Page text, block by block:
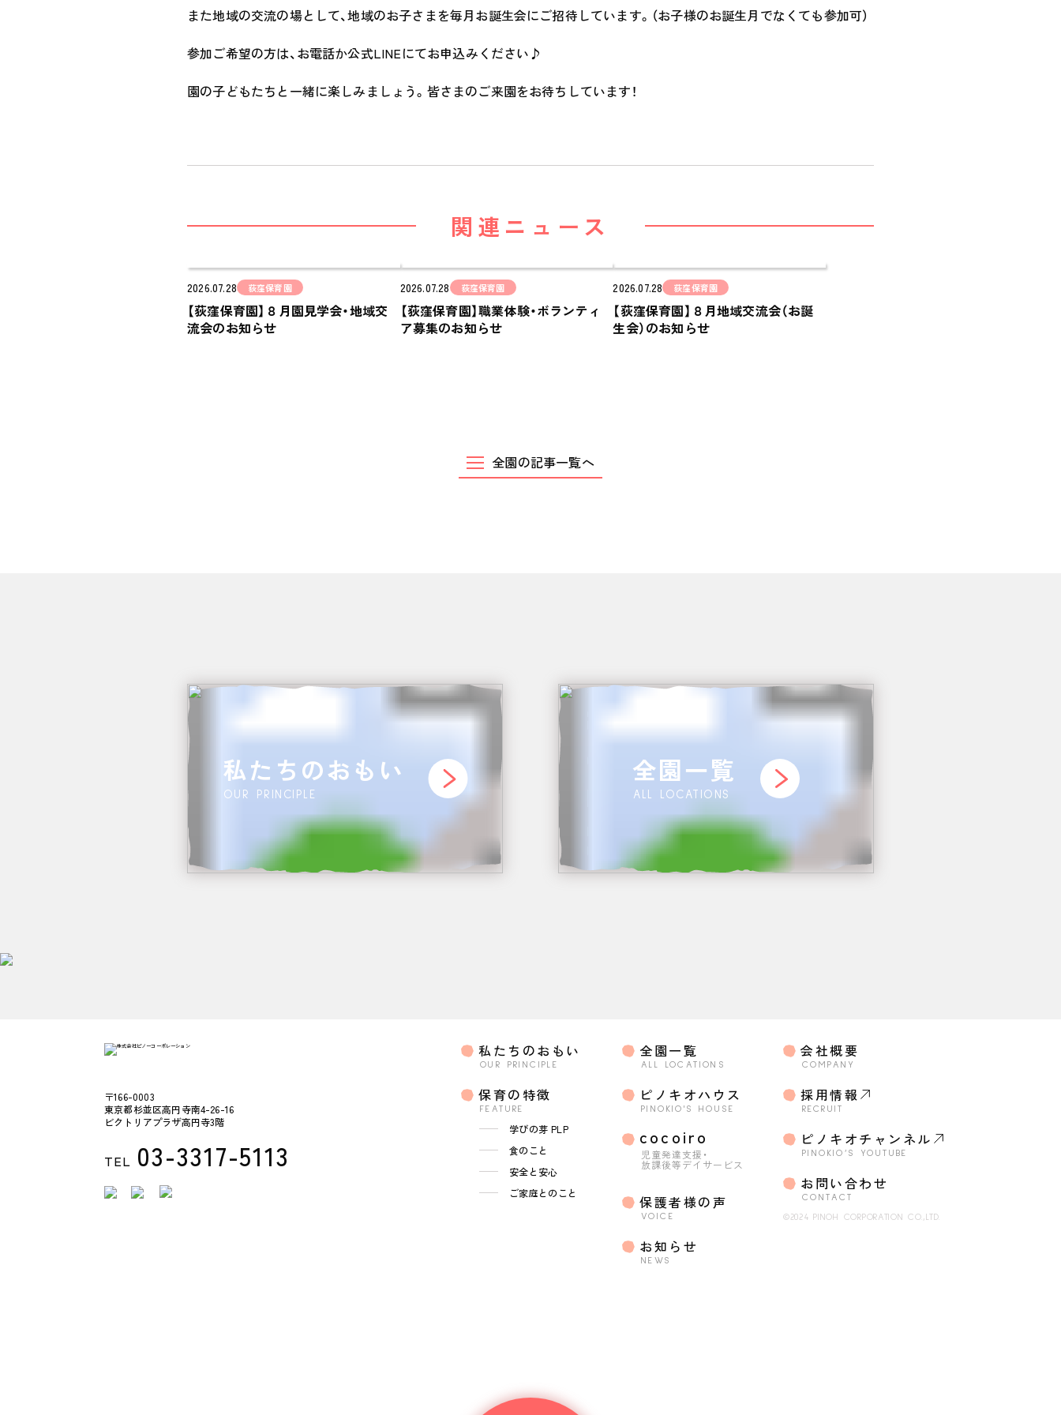
食のこと
ピノキオハウス
cocoiro
児童発達支援・
会社概要
お問い合わせ
また地域の交流の場として、地域のお子さまを毎月お誕生会にご招待しています。（お子様のお誕生月でなくても参加可）
参加ご希望の方は、お電話か公式LINEにてお申込みください♪
園の子どもたちと一緒に楽しみましょう。皆さまのご来園をお待ちしています！
関連ニュース
2026.07.28 荻窪保育園
【荻窪保育園】８月園見学会・地域交
流会のお知らせ
2026.07.28 荻窪保育園
【荻窪保育園】職業体験・ボランティ
ア募集のお知らせ
2026.07.28 荻窪保育園
【荻窪保育園】８月地域交流会（お誕
生会）のお知らせ
全園の記事一覧へ
私たちのおもい
OUR PRINCIPLE
全園一覧
ALL LOCATIONS
〒166-0003
東京都杉並区高円寺南4-26-16
ビクトリアプラザ高円寺3階
TEL 03-3317-5113
私たちのおもい
OUR PRINCIPLE
保育の特徴
FEATURE
学びの芽 PLP
食のこと
安全と安心
ご家庭とのこと
全園一覧
ALL LOCATIONS
ピノキオハウス
PINOKIO'S HOUSE
cocoiro
児童発達支援・
放課後等デイサービス
保護者様の声
VOICE
お知らせ
NEWS
会社概要
COMPANY
採用情報
RECRUIT
ピノキオチャンネル
PINOKIO’S YOUTUBE
お問い合わせ
CONTACT
©2024 PINOH CORPORATION CO.,LTD.